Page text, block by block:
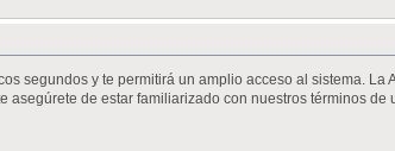
segundos y te permitirá un amplio acceso al sistema.
de estar familiarizado con nuestros términos de